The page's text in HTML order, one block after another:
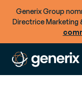
Generix Group
Directrice Marketing